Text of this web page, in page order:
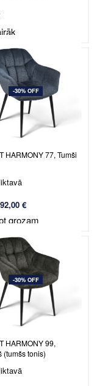
-30% OFF
HARMONY 77, Tumši
92,00 €
grozam
-30% OFF
HARMONY 99,
(tumšs tonis)